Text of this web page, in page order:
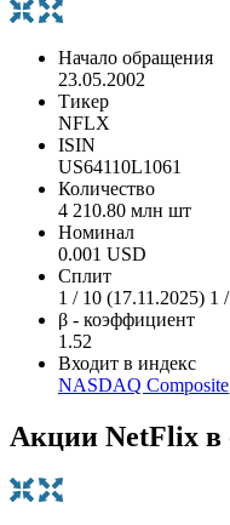
Начало обращения
23.05.2002
Тикер
NFLX
ISIN
US64110L1061
Количество
4 210.80 млн шт
Номинал
0.001 USD
Сплит
1 / 10 (17.11.2025) 1
β - коэффициент
1.52
Входит в индекс
NASDAQ Composite
Акции NetFlix в